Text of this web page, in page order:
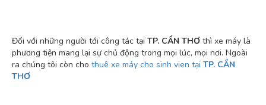
Đối với những người tới công tác tại TP. CẦN THƠ thì xe máy là
phương tiện mang lại sự chủ động trong mọi lúc, mọi nơi. Ngoài
ra chúng tôi còn cho thuê xe máy cho sinh vien tại TP. CẦN
THƠ